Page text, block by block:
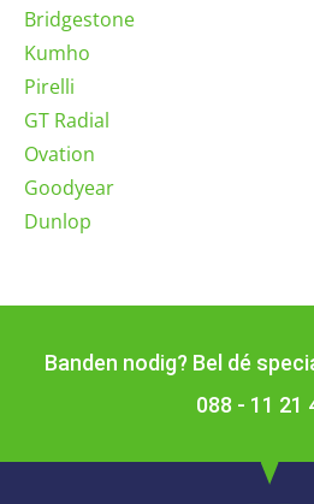
Bridgestone
Kumho
Pirelli
GT Radial
Ovation
Goodyear
Dunlop
Banden nodig? Bel dé
088 - 11 21